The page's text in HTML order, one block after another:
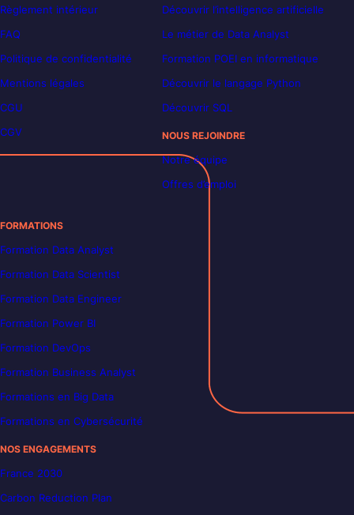
Règlement intérieur
FAQ
Politique de confidentialité
Mentions légales
CGU
CGV
Découvrir l’intelligence artificielle
Le métier de Data Analyst
Formation POEI en informatique
Découvrir le langage Python
Découvrir SQL
NOUS REJOINDRE
Notre équipe
Offres d’emploi
FORMATIONS
Formation Data Analyst
Formation Data Scientist
Formation Data Engineer
Formation Power BI
Formation DevOps
Formation Business Analyst
Formations en Big Data
Formations en Cybersécurité
NOS ENGAGEMENTS
France 2030
Carbon Reduction Plan